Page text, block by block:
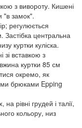
з вивороту. Кишені
"в замок".
регулюється
центральна
куртки куліска.
зі вставкою з
куртки 85 см
окремо, як
брюками Epping
рівні грудей і талії,
кольору, низ